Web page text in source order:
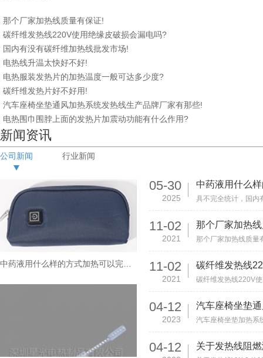
电热披毯碳纤维发热片
NTC碳纤维发热线
那个厂家加热线质量有保证!
碳纤维发热线220V使用绝缘皮破损会漏电吗?
国内有没有碳纤维加热线批发市场!
电热线升温太快好不好!
电热服装发热片的加热温度一般可达多少度?
碳纤维发热片好不好用!
汽车座椅坐垫通风加热系统发热线生产品牌厂家有那些!
电热围巾围脖上面的发热片加震动功能有什么作用?
新闻资讯
公司新闻 行业新闻
05-30
2025
11-02
2021
那个厂家加热
11-02
2021
04-12
2023
04-12 关于发热线阻